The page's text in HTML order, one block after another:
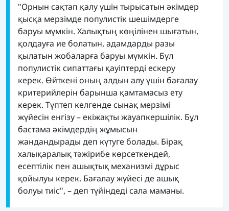
"Орнын сақтап қалу үшін тырысатын әкімдер
қысқа мерзімде популистік шешімдерге
баруы мүмкін. Халықтың көңілінен шығатын,
қолдауға ие болатын, адамдарды разы
қылатын жобаларға баруы мүмкін. Бұл
популистік сипаттағы қауіптерді ескеру
керек. Өйткені оның алдын алу үшін бағалау
критерийлерін барынша қамтамасыз ету
керек. Түптеп келгенде сынақ мерзімі
жүйесін енгізу – екіжақты жауапкершілік. Бұл
бастама әкімдердің жұмысын
жандандырады деп күтуге болады. Бірақ
халықаралық тәжірибе көрсеткендей,
есептілік пен ашықтық механизмі дұрыс
қойылуы керек. Бағалау жүйесі де ашық
болуы тиіс", – деп түйіндеді сала маманы.